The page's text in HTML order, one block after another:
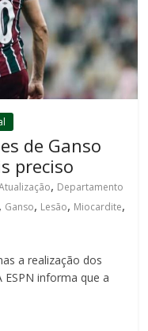
de Ganso
preciso
, Departamento
, Ganso, Lesão, Miocardite,
a realização dos
ESPN informa que a